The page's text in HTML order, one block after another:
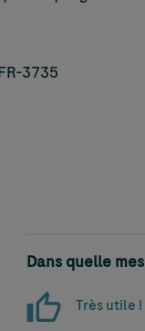
3735
Dans quelle
Très utile